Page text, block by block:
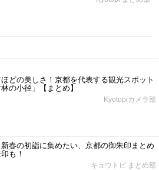
どの美しさ！京都を代表する観光スポット
の小径」【まとめ】
Kyotopiカメラ部
新春の初詣に集めたい、京都の御朱印まとめ
も！
キョウトピ まとめ部